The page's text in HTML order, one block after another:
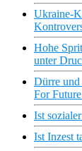
Ukraine-
Hohe
unter
Dürre
For
Ist
Ist Inzest